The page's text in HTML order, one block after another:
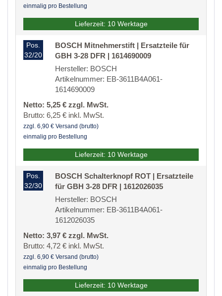
einmalig pro Bestellung
Lieferzeit: 10 Werktage
Pos.
32/20
BOSCH Mitnehmerstift | Ersatzteile für
GBH 3-28 DFR | 1614690009
Hersteller: BOSCH
Artikelnummer: EB-3611B4A061-
1614690009
Netto: 5,25 € zzgl. MwSt.
Brutto: 6,25 € inkl. MwSt.
zzgl. 6,90 € Versand (brutto)
einmalig pro Bestellung
Lieferzeit: 10 Werktage
Pos.
32/30
BOSCH Schalterknopf ROT | Ersatzteile
für GBH 3-28 DFR | 1612026035
Hersteller: BOSCH
Artikelnummer: EB-3611B4A061-
1612026035
Netto: 3,97 € zzgl. MwSt.
Brutto: 4,72 € inkl. MwSt.
zzgl. 6,90 € Versand (brutto)
einmalig pro Bestellung
Lieferzeit: 10 Werktage